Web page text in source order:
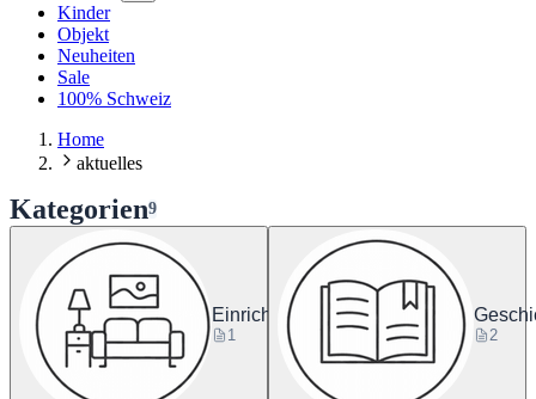
Kinder
Objekt
Neuheiten
Sale
100% Schweiz
Home
aktuelles
Kategorien9
Einrichtung
1 2